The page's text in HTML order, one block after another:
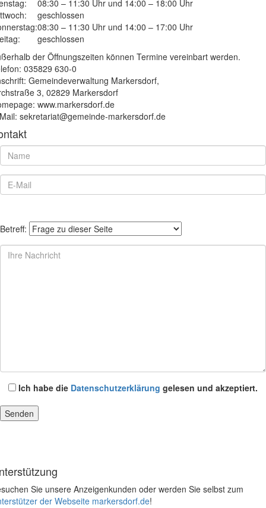
08:30 – 11:30 Uhr und 14:00 – 18:00 Uhr
geschlossen
08:30 – 11:30 Uhr und 14:00 – 17:00 Uhr
geschlossen
der Öffnungszeiten können Termine vereinbart werden.
035829 630-0
Gemeindeverwaltung Markersdorf,
3, 02829 Markersdorf
www.markersdorf.de
sekretariat@gemeinde-markersdorf.de
Betreff:
Ich habe die Datenschutzerklärung gelesen und akzeptiert.
Sie unsere Anzeigenkunden oder werden Sie selbst zum
der Webseite markersdorf.de!